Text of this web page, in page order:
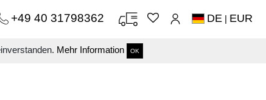
Mehr Information OK
+49 40 31798362 DE | EUR